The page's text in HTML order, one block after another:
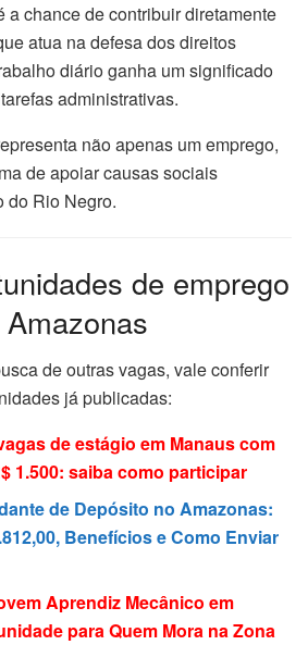
a chance de contribuir diretamente
atua na defesa dos direitos
diário ganha um significado
administrativas.
não apenas um emprego,
de apoiar causas sociais
do Rio Negro.
de emprego
de outras vagas, vale conferir
já publicadas:
de estágio em Manaus com
1.500: saiba como participar
de Depósito no Amazonas:
Benefícios e Como Enviar
Aprendiz Mecânico em
para Quem Mora na Zona